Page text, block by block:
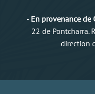
- En provenance de
22 de Pontcharra.
direction